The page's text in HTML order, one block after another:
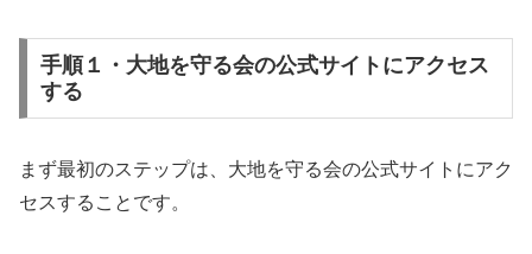
手順１・大地を守る会の公式サイトにアクセス
する
まず最初のステップは、大地を守る会の公式サイトにアク
セスすることです。